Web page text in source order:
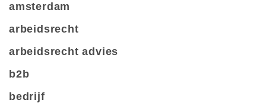
amsterdam
arbeidsrecht
arbeidsrecht advies
b2b
bedrijf